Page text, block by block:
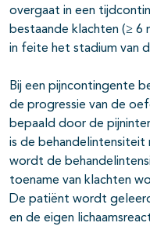
overgaat in een
bestaande klachten (≥ 6
in feite het stadium van
Bij een pijncontingente
de progressie van de
bepaald door de
is de behandelintensiteit
wordt de
toename van klachten
De patiënt wordt
en de eigen